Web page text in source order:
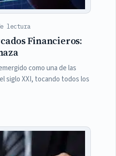
lectura
Financieros:
como una de las
siglo XXI, tocando todos los